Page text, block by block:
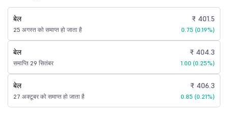
बेल
25 अगस्त को समाप्त हो जाता है
₹ 401.5
0.75 (0.19%)
बेल
समाप्ति 29 सितंबर
₹ 404.3
1.00 (0.25%)
बेल
27 अक्टूबर को समाप्त हो जाता है
₹ 406.3
0.85 (0.21%)